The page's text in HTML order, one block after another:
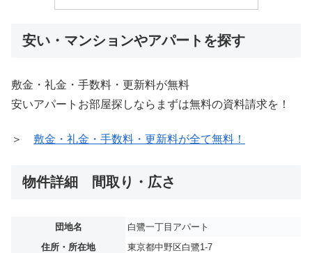
安い・マンションやアパートを探す
敷金・礼金・手数料・更新料が無料
安いアパートお部屋探しならまずは無料の資料請求を！
＞ 敷金・礼金・手数料・更新料が全て無料！
物件詳細 間取り・広さ
団地名
白鷺一丁目アパート
住所・所在地
東京都中野区白鷺1-7